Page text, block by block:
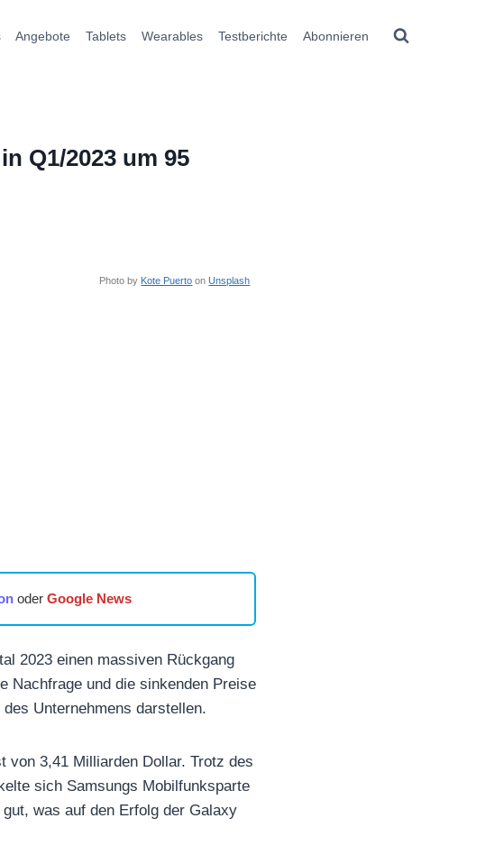
Angebote Tablets Wearables Testberichte Abonnieren
Q1/2023 um 95
Photo by Kote Puerto onUnsplash
oder Google News
2023 einen massiven Rückgang
Nachfrage und die sinkenden Preise
Unternehmens darstellen.
von 3,41 Milliarden Dollar. Trotz des
sich Samsungs Mobilfunksparte
was auf den Erfolg der Galaxy